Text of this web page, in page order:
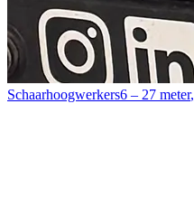
Schaarhoogwerkers6 – 27 meter,